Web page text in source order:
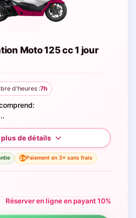
Moto 125 cc 1 jour
d'heures :7h
3×Paiement en 3× sans frais
Réserver en ligne en payant 10%